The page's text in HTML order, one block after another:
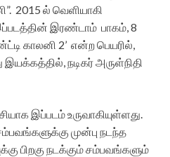
2015 ல் வெளியாகி
இரண்டாம் பாகம், 8
காலனி 2’ என்ற பெயரில்,
நடிகர் அருள்நிதி
இப்படம் உருவாகியுள்ளது.
முன்பு நடந்த
பிறகு நடக்கும் சம்பவங்களும்